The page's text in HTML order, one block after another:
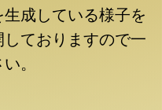
成している様子を
ておりますので一
。